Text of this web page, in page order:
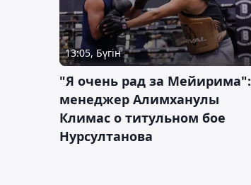
13:05, Бүгін
"Я очень рад за Мейирима":
менеджер Алимханулы
Климас о титульном бое
Нурсултанова